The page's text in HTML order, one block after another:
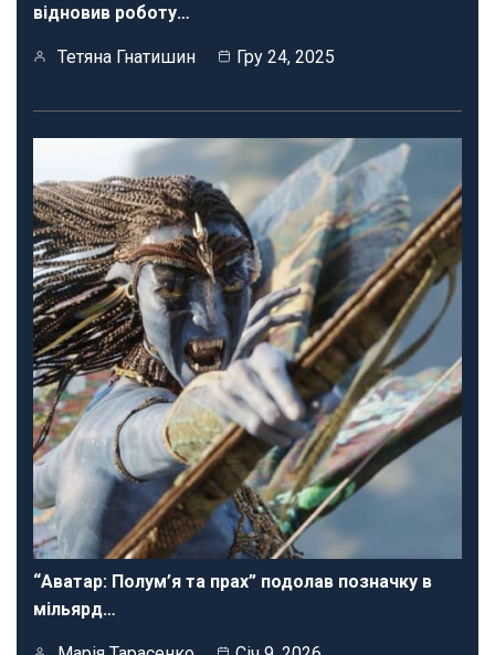
відновив роботу…
Тетяна Гнатишин Гру 24, 2025
“Аватар: Полум’я та прах” подолав позначку в
мільярд…